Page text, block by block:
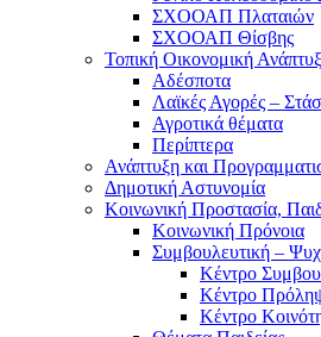
ΣΧΟΟΑΠ Πλαταιών
ΣΧΟΟΑΠ Θίσβης
Τοπική Οικονομική
Αδέσποτα
Λαϊκές Αγορές –
Αγροτικά θέματα
Περίπτερα
Ανάπτυξη και
Δημοτική Αστυνομία
Κοινωνική Προστασία,
Κοινωνική Πρόνοια
Συμβουλευτική –
Κέντρο
Κέντρο
Κέντρο